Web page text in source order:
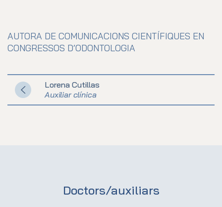
AUTORA DE COMUNICACIONS CIENTÍFIQUES EN
CONGRESSOS D’ODONTOLOGIA
Lorena Cutillas
Auxiliar clínica
Doctors/auxiliars